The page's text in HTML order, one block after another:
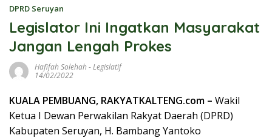
DPRD Seruyan
Legislator Ini Ingatkan Masyarakat
Jangan Lengah Prokes
Hafifah Solehah -Legislatif
14/02/2022
KUALA PEMBUANG, RAKYATKALTENG.com – Wakil
Ketua I Dewan Perwakilan Rakyat Daerah (DPRD)
Kabupaten Seruyan, H. Bambang Yantoko